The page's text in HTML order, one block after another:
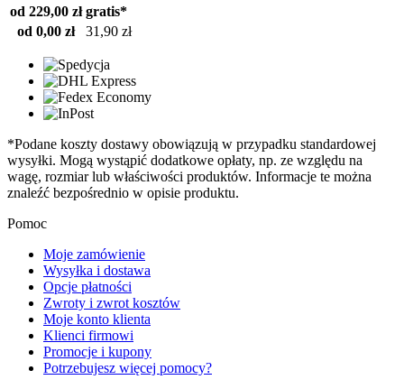
od 229,00 zł gratis*
od 0,00 zł
31,90 zł
*Podane koszty dostawy obowiązują w przypadku standardowej
wysyłki. Mogą wystąpić dodatkowe opłaty, np. ze względu na
wagę, rozmiar lub właściwości produktów. Informacje te można
znaleźć bezpośrednio w opisie produktu.
Pomoc
Moje zamówienie
Wysyłka i dostawa
Opcje płatności
Zwroty i zwrot kosztów
Moje konto klienta
Klienci firmowi
Promocje i kupony
Potrzebujesz więcej pomocy?